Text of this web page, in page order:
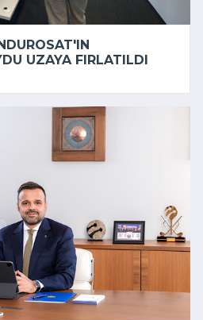
UZAYA FIRLATILDI